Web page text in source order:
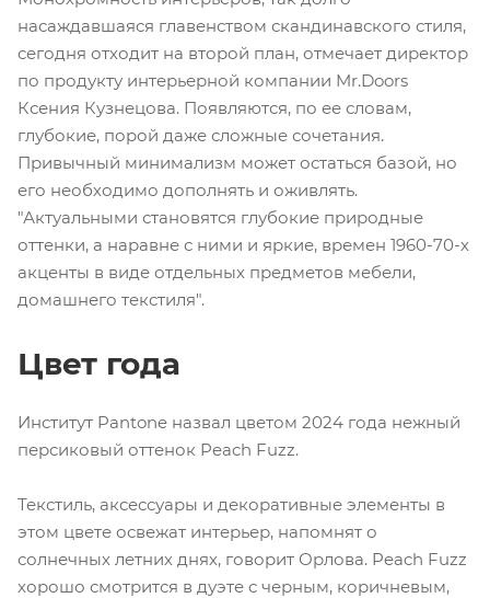
насаждавшаяся главенством скандинавского стиля,
сегодня отходит на второй план, отмечает директор
по продукту интерьерной компании Mr.Doors
Ксения Кузнецова. Появляются, по ее словам,
глубокие, порой даже сложные сочетания.
Привычный минимализм может остаться базой, но
его необходимо дополнять и оживлять.
"Актуальными становятся глубокие природные
оттенки, а наравне с ними и яркие, времен 1960-70-х
акценты в виде отдельных предметов мебели,
домашнего текстиля".
Цвет года
Институт Pantone назвал цветом 2024 года нежный
персиковый оттенок Peach Fuzz.
Текстиль, аксессуары и декоративные элементы в
этом цвете освежат интерьер, напомнят о
солнечных летних днях, говорит Орлова. Peach Fuzz
хорошо смотрится в дуэте с черным, коричневым,